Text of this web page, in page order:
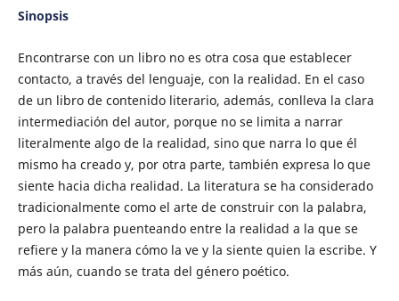
Sinopsis
Encontrarse con un libro no es otra cosa que establecer
contacto, a través del lenguaje, con la realidad. En el caso
de un libro de contenido literario, además, conlleva la clara
intermediación del autor, porque no se limita a narrar
literalmente algo de la realidad, sino que narra lo que él
mismo ha creado y, por otra parte, también expresa lo que
siente hacia dicha realidad. La literatura se ha considerado
tradicionalmente como el arte de construir con la palabra,
pero la palabra puenteando entre la realidad a la que se
refiere y la manera cómo la ve y la siente quien la escribe. Y
más aún, cuando se trata del género poético.